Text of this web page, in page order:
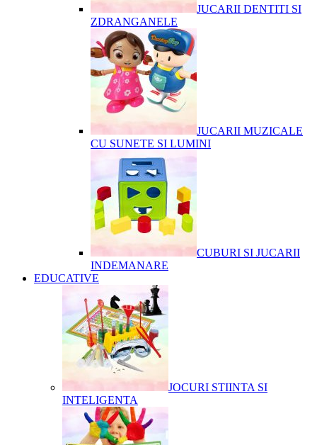
JUCARII DENTITI SI
ZDRANGANELE
JUCARII MUZICALE
CU SUNETE SI LUMINI
CUBURI SI JUCARII
INDEMANARE
EDUCATIVE
JOCURI STIINTA SI
INTELIGENTA